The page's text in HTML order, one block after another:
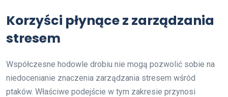
Korzyści płynące z zarządzania
stresem
Współczesne hodowle drobiu nie mogą pozwolić sobie na
niedocenianie znaczenia zarządzania stresem wśród
ptaków. Właściwe podejście w tym zakresie przynosi